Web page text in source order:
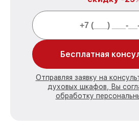
Бесплатная
Отправляя заявку на
духовых шкафов, Вы
обработку